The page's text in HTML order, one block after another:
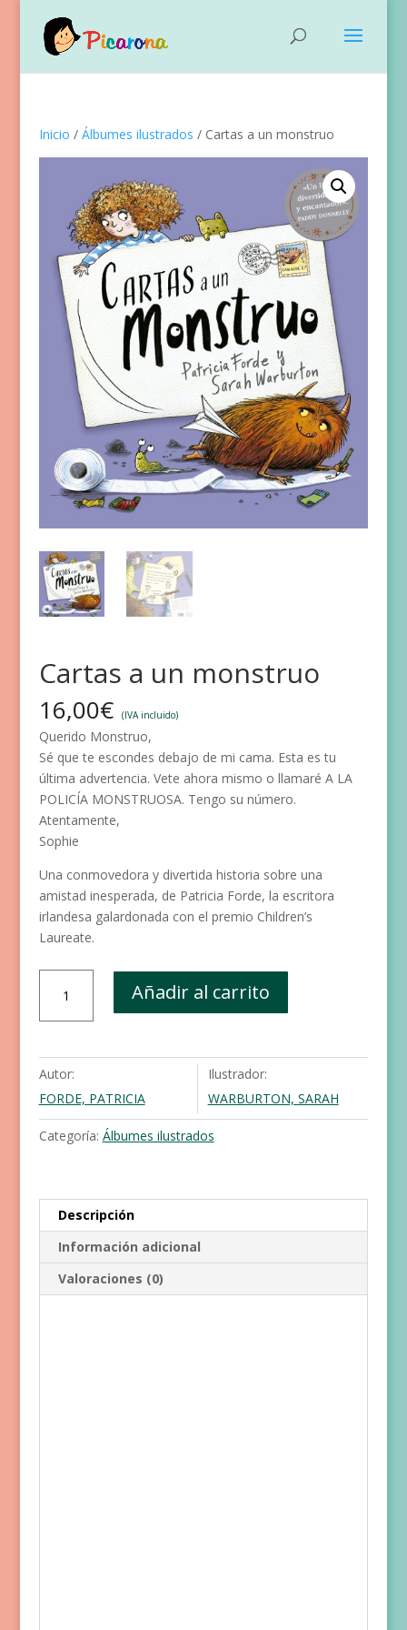
Inicio / Álbumes ilustrados / Cartas a un monstruo
Cartas a un monstruo
16,00€ (IVA incluido)
Querido Monstruo,
Sé que te escondes debajo de mi cama. Esta es tu
última advertencia. Vete ahora mismo o llamaré A LA
POLICÍA MONSTRUOSA. Tengo su número.
Atentamente,
Sophie
Una conmovedora y divertida historia sobre una
amistad inesperada, de Patricia Forde, la escritora
irlandesa galardonada con el premio Children’s
Laureate.
un
cantidad
Añadir al carrito
Autor:
FORDE, PATRICIA
Ilustrador:
WARBURTON, SARAH
Categoría: Álbumes ilustrados
Descripción
Información adicional
Valoraciones (0)